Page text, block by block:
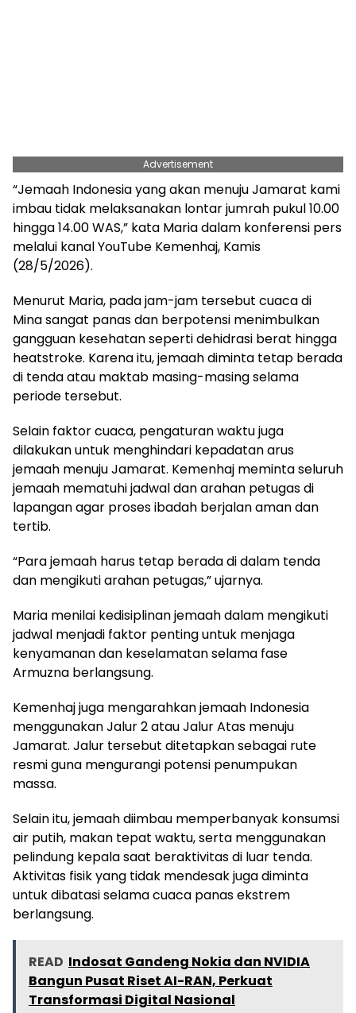
Advertisement
“Jemaah Indonesia yang akan menuju Jamarat kami
imbau tidak melaksanakan lontar jumrah pukul 10.00
hingga 14.00 WAS,” kata Maria dalam konferensi pers
melalui kanal YouTube Kemenhaj, Kamis
(28/5/2026).
Menurut Maria, pada jam-jam tersebut cuaca di
Mina sangat panas dan berpotensi menimbulkan
gangguan kesehatan seperti dehidrasi berat hingga
heatstroke. Karena itu, jemaah diminta tetap berada
di tenda atau maktab masing-masing selama
periode tersebut.
Selain faktor cuaca, pengaturan waktu juga
dilakukan untuk menghindari kepadatan arus
jemaah menuju Jamarat. Kemenhaj meminta seluruh
jemaah mematuhi jadwal dan arahan petugas di
lapangan agar proses ibadah berjalan aman dan
tertib.
“Para jemaah harus tetap berada di dalam tenda
dan mengikuti arahan petugas,” ujarnya.
Maria menilai kedisiplinan jemaah dalam mengikuti
jadwal menjadi faktor penting untuk menjaga
kenyamanan dan keselamatan selama fase
Armuzna berlangsung.
Kemenhaj juga mengarahkan jemaah Indonesia
menggunakan Jalur 2 atau Jalur Atas menuju
Jamarat. Jalur tersebut ditetapkan sebagai rute
resmi guna mengurangi potensi penumpukan
massa.
Selain itu, jemaah diimbau memperbanyak konsumsi
air putih, makan tepat waktu, serta menggunakan
pelindung kepala saat beraktivitas di luar tenda.
Aktivitas fisik yang tidak mendesak juga diminta
untuk dibatasi selama cuaca panas ekstrem
berlangsung.
READ Indosat Gandeng Nokia dan NVIDIA
Bangun Pusat Riset AI-RAN, Perkuat
Transformasi Digital Nasional